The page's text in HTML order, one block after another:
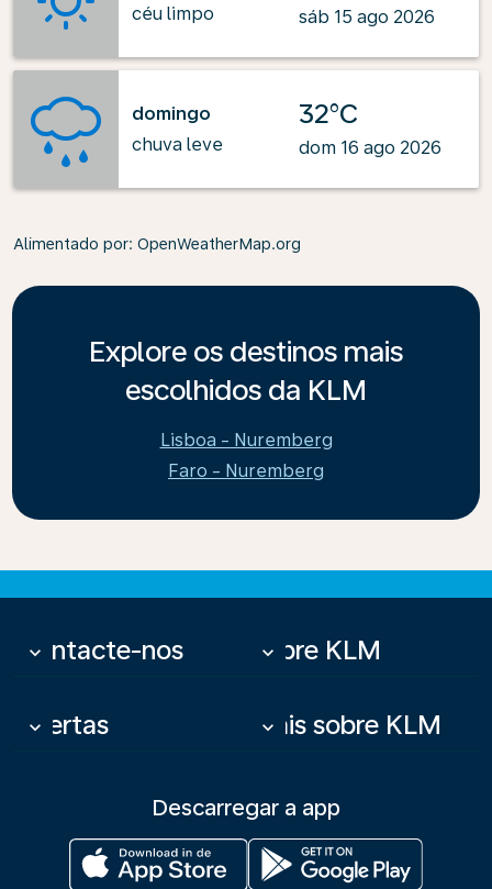
céu limpo
sáb 15 ago 2026
domingo
chuva leve
32°C
dom 16 ago 2026
Alimentado por: OpenWeatherMap.org
Explore os destinos mais
escolhidos da KLM
Lisboa - Nuremberg
Faro - Nuremberg
Contacte-nos
keyboard_arrow_down Sobre KLM
keyboard_arrow_down
Ofertas
keyboard_arrow_down Mais sobre KLM
keyboard_arrow_down
Descarregar a app